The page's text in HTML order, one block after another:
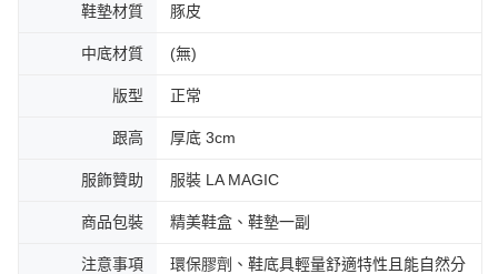
鞋墊材質 豚皮
中底材質 (無)
版型 正常
跟高 厚底 3cm
服飾贊助 服裝 LA MAGIC
商品包裝 精美鞋盒、鞋墊一副
注意事項
環保膠劑、鞋底具輕量舒適特性且能自然分